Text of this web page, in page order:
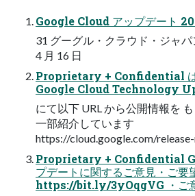
Google Cloud アップデート
31 グーグル・クラウド・ジャ
4 月 16 日
Proprietary + Confidential は
Google Cloud Technology
にて以下 URL から公開情報を
一部紹介しています
https://cloud.google.com/
Proprietary + Confidential
プデートに関するご意見・ご要
https://bit.ly/3yOqgVG ・ご